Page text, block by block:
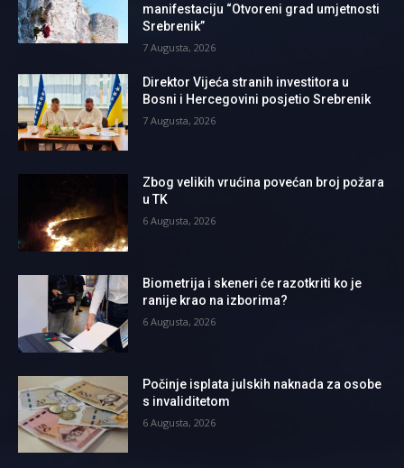
manifestaciju “Otvoreni grad umjetnosti
Srebrenik”
7 Augusta, 2026
Direktor Vijeća stranih investitora u
Bosni i Hercegovini posjetio Srebrenik
7 Augusta, 2026
Zbog velikih vrućina povećan broj požara
u TK
6 Augusta, 2026
Biometrija i skeneri će razotkriti ko je
ranije krao na izborima?
6 Augusta, 2026
Počinje isplata julskih naknada za osobe
s invaliditetom
6 Augusta, 2026